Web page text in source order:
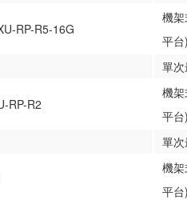
RP-R5-16G
機
平
單
RP-R2
機
平
單
機
平